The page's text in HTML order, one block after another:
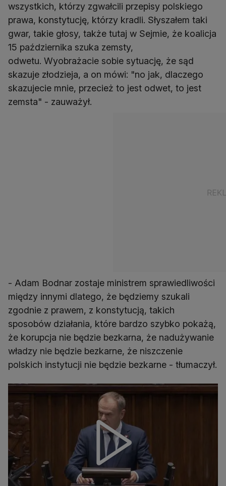
wszystkich, którzy zgwałcili przepisy polskiego
prawa, konstytucję, którzy kradli. Słyszałem taki
gwar, takie głosy, także tutaj w Sejmie, że koalicja
15 października szuka zemsty,
odwetu. Wyobrażacie sobie sytuację, że sąd
skazuje złodzieja, a on mówi: "no jak, dlaczego
skazujecie mnie, przecież to jest odwet, to jest
zemsta" - zauważył.
- Adam Bodnar zostaje ministrem sprawiedliwości
między innymi dlatego, że będziemy szukali
zgodnie z prawem, z konstytucją, takich
sposobów działania, które bardzo szybko pokażą,
że korupcja nie będzie bezkarna, że nadużywanie
władzy nie będzie bezkarne, że niszczenie
polskich instytucji nie będzie bezkarne - tłumaczył.